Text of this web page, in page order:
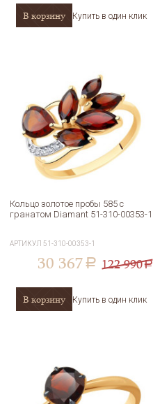
В корзину Купить в один клик
Кольцо золотое пробы 585 с
гранатом Diamant 51-310-00353-1
АРТИКУЛ51-310-00353-1
30 367 a 122 990a
В корзину Купить в один клик